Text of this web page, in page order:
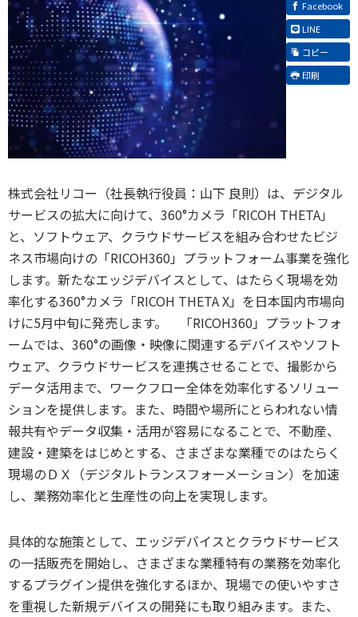
Facebook
LINE
コピー
印刷
株式会社リコー（社長執行役員：山下 良則）は、デジタル
サービスの拡大に向けて、360°カメラ「RICOH THETA」
と、ソフトウェア、クラウドサービスを組み合わせたビジ
ネス市場向けの「RICOH360」プラットフォーム事業を強化
します。新たなエッジデバイスとして、はたらく現場を効
率化する360°カメラ「RICOH THETA X」を日本国内市場向
けに5月中旬に発売します。 「RICOH360」プラットフォ
ームでは、360°の画像・映像に関連するデバイスやソフト
ウェア、クラウドサービスを連携させることで、撮影から
データ活用まで、ワークフロー全体を効率化するソリュー
ションを提供します。また、時間や場所にとらわれない情
報共有やデータ収集・活用が容易になることで、不動産、
建設・建築をはじめとする、さまざまな業種でのはたらく
現場のＤＸ（デジタルトランスフォーメーション）を加速
し、業務効率化と生産性の向上を実現します。
具体的な施策として、エッジデバイスとクラウドサービス
の一括販売を開始し、さまざまな業種特有の業務を効率化
するプラグイン提供を強化するほか、現場での使いやすさ
を重視した新規デバイスの開発にも取り組みます。また、